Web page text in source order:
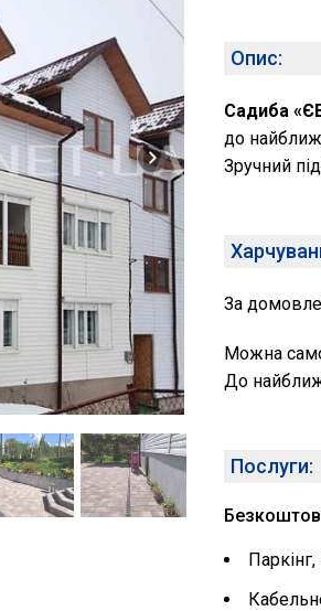
Опис:
Садиба
до
Зручний
За
Можна
До
Послуги:
Паркінг,